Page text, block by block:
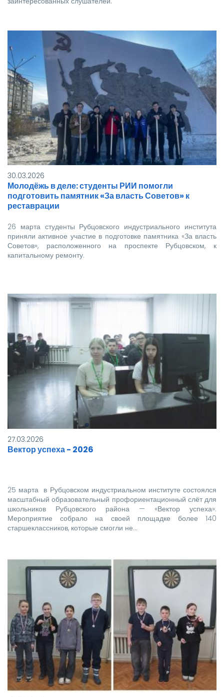
30.03.2026
Молодёжь в деле: студенты РИИ помогли
подготовить памятник «За власть Советов» к
реставрации
26 марта студенты Рубцовского индустриального института
приняли активное участие в подготовке памятника «За власть
Советов», расположенного на проспекте Рубцовском, к
капитальному ремонту.
27.03.2026
Вектор успеха - 2026
25 марта в Рубцовском индустриальном институте состоялся
масштабный образовательный профориентационный слёт для
школьников Рубцовского района — «Вектор успеха».
Мероприятие собрало на своей площадке более 140
старшеклассников, которые смогли не…